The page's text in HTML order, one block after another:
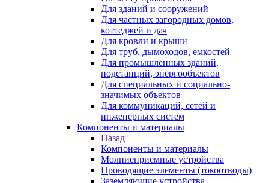
Для зданий и сооружений
Для частных загородных домов,
коттеджей и дач
Для кровли и крыши
Для труб, дымоходов, емкостей
Для промышленных зданий,
подстанций, энергообъектов
Для специальных и социально-
значимых объектов
Для коммуникаций, сетей и
инженерных систем
Компоненты и материалы
Назад
Компоненты и материалы
Молниеприемные устройства
Проводящие элементы (токоотводы)
Заземляющие устройства